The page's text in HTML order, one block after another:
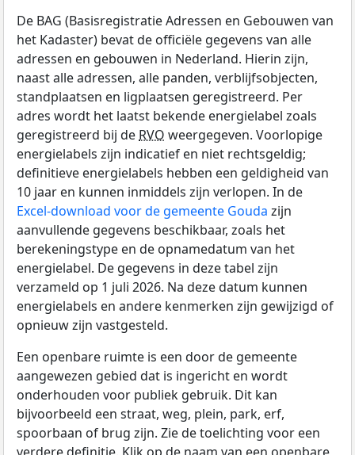
De BAG (Basisregistratie Adressen en Gebouwen van
het Kadaster) bevat de officiële gegevens van alle
adressen en gebouwen in Nederland. Hierin zijn,
naast alle adressen, alle panden, verblijfsobjecten,
standplaatsen en ligplaatsen geregistreerd. Per
adres wordt het laatst bekende energielabel zoals
geregistreerd bij de RVO weergegeven. Voorlopige
energielabels zijn indicatief en niet rechtsgeldig;
definitieve energielabels hebben een geldigheid van
10 jaar en kunnen inmiddels zijn verlopen. In de
Excel-download voor de gemeente Gouda zijn
aanvullende gegevens beschikbaar, zoals het
berekeningstype en de opnamedatum van het
energielabel. De gegevens in deze tabel zijn
verzameld op 1 juli 2026. Na deze datum kunnen
energielabels en andere kenmerken zijn gewijzigd of
opnieuw zijn vastgesteld.
Een openbare ruimte is een door de gemeente
aangewezen gebied dat is ingericht en wordt
onderhouden voor publiek gebruik. Dit kan
bijvoorbeeld een straat, weg, plein, park, erf,
spoorbaan of brug zijn. Zie de toelichting voor een